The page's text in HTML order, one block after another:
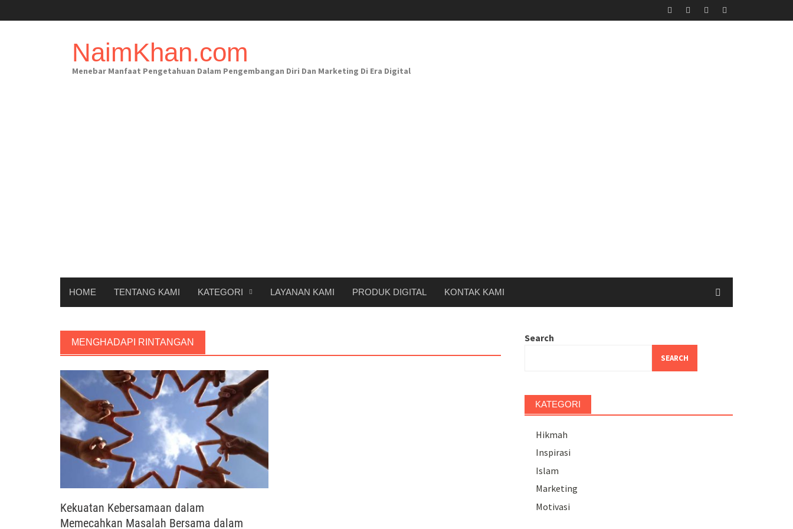
to
NaimKhan.com
Menebar Manfaat Pengetahuan Dalam Pengembangan Diri Dan Marketing Di Era Digital
HOME TENTANG KAMI KATEGORI LAYANAN KAMI PRODUK DIGITAL KONTAK KAMI
MENGHADAPI RINTANGAN
Kekuatan Kebersamaan dalam
Memecahkan Masalah Bersama dalam
Search
SEARCH
KATEGORI
Hikmah
Inspirasi
Islam
Marketing
Motivasi